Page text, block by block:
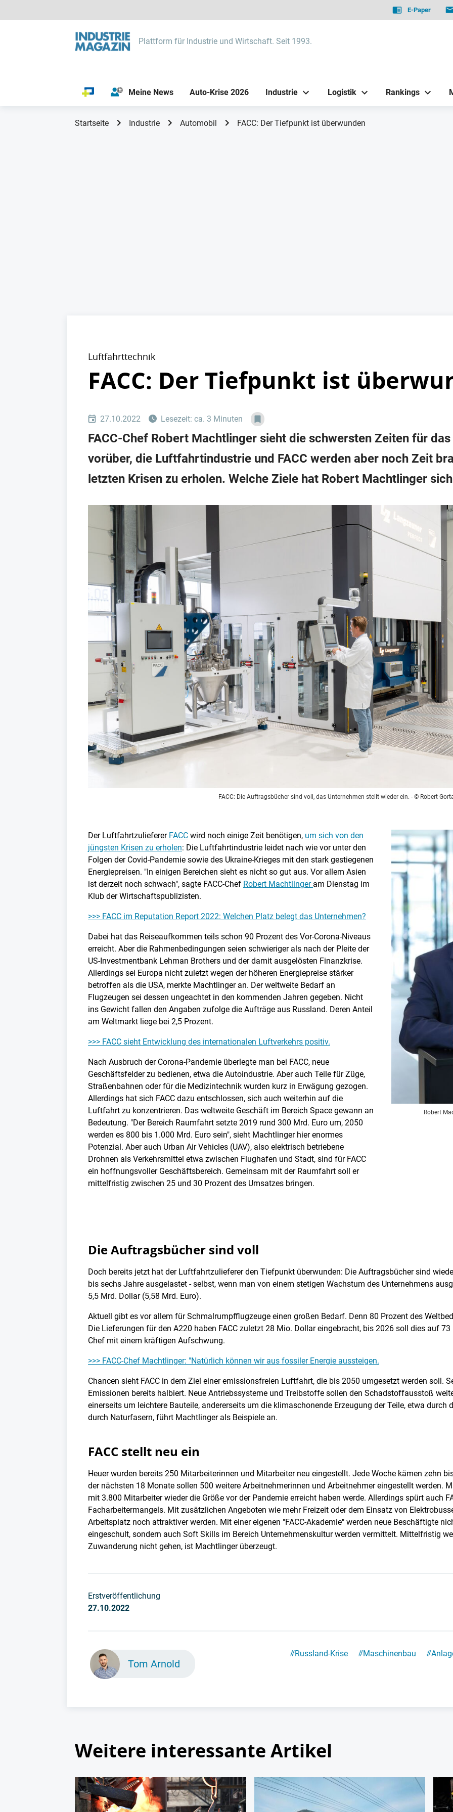
E-Paper
Plattform für Industrie und Wirtschaft. Seit 1993.
Meine News Auto-Krise 2026 Industrie Logistik Rankings
Startseite Industrie Automobil FACC: Der Tiefpunkt ist überwunden
Luftfahrttechnik
FACC: Der Tiefpunkt ist
27.10.2022 Lesezeit: ca. 3 Minuten
FACC-Chef Robert Machtlinger sieht die schwersten Zeiten für
vorüber, die Luftfahrtindustrie und FACC werden aber noch Zeit
letzten Krisen zu erholen. Welche Ziele hat Robert Machtlinger
FACC: Die Auftragsbücher sind voll, das Unternehmen stellt wieder ein. - © Robert
Der Luftfahrtzulieferer FACC wird noch einige Zeit benötigen, um sich von den
jüngsten Krisen zu erholen: Die Luftfahrtindustrie leidet nach wie vor unter den
Folgen der Covid-Pandemie sowie des Ukraine-Krieges mit den stark gestiegenen
Energiepreisen. "In einigen Bereichen sieht es nicht so gut aus. Vor allem Asien
ist derzeit noch schwach", sagte FACC-Chef Robert Machtlinger am Dienstag im
Klub der Wirtschaftspublizisten.
>>> FACC im Reputation Report 2022: Welchen Platz belegt das Unternehmen?
Dabei hat das Reiseaufkommen teils schon 90 Prozent des Vor-Corona-Niveaus
erreicht. Aber die Rahmenbedingungen seien schwieriger als nach der Pleite der
US-Investmentbank Lehman Brothers und der damit ausgelösten Finanzkrise.
Allerdings sei Europa nicht zuletzt wegen der höheren Energiepreise stärker
betroffen als die USA, merkte Machtlinger an. Der weltweite Bedarf an
Flugzeugen sei dessen ungeachtet in den kommenden Jahren gegeben. Nicht
ins Gewicht fallen den Angaben zufolge die Aufträge aus Russland. Deren Anteil
am Weltmarkt liege bei 2,5 Prozent.
>>> FACC sieht Entwicklung des internationalen Luftverkehrs positiv.
Nach Ausbruch der Corona-Pandemie überlegte man bei FACC, neue
Geschäftsfelder zu bedienen, etwa die Autoindustrie. Aber auch Teile für Züge,
Straßenbahnen oder für die Medizintechnik wurden kurz in Erwägung gezogen.
Allerdings hat sich FACC dazu entschlossen, sich auch weiterhin auf die
Luftfahrt zu konzentrieren. Das weltweite Geschäft im Bereich Space gewann an
Bedeutung. "Der Bereich Raumfahrt setzte 2019 rund 300 Mrd. Euro um, 2050
werden es 800 bis 1.000 Mrd. Euro sein", sieht Machtlinger hier enormes
Potenzial. Aber auch Urban Air Vehicles (UAV), also elektrisch betriebene
Drohnen als Verkehrsmittel etwa zwischen Flughafen und Stadt, sind für FACC
ein hoffnungsvoller Geschäftsbereich. Gemeinsam mit der Raumfahrt soll er
mittelfristig zwischen 25 und 30 Prozent des Umsatzes bringen.
Robert
Die Auftragsbücher sind voll
Doch bereits jetzt hat der Luftfahrtzulieferer den Tiefpunkt überwunden: Die Auftragsbücher sind
bis sechs Jahre ausgelastet - selbst, wenn man von einem stetigen Wachstum des Unternehmens
5,5 Mrd. Dollar (5,58 Mrd. Euro).
Aktuell gibt es vor allem für Schmalrumpfflugzeuge einen großen Bedarf. Denn 80 Prozent des
Die Lieferungen für den A220 haben FACC zuletzt 28 Mio. Dollar eingebracht, bis 2026 soll dies auf 73
Chef mit einem kräftigen Aufschwung.
>>> FACC-Chef Machtlinger: "Natürlich können wir aus fossiler Energie aussteigen.
Chancen sieht FACC in dem Ziel einer emissionsfreien Luftfahrt, die bis 2050 umgesetzt werden soll.
Emissionen bereits halbiert. Neue Antriebssysteme und Treibstoffe sollen den Schadstoffausstoß
einerseits um leichtere Bauteile, andererseits um die klimaschonende Erzeugung der Teile, etwa durch
durch Naturfasern, führt Machtlinger als Beispiele an.
FACC stellt neu ein
Heuer wurden bereits 250 Mitarbeiterinnen und Mitarbeiter neu eingestellt. Jede Woche kämen zehn
der nächsten 18 Monate sollen 500 weitere Arbeitnehmerinnen und Arbeitnehmer eingestellt werden.
mit 3.800 Mitarbeiter wieder die Größe vor der Pandemie erreicht haben werde. Allerdings spürt auch
Facharbeitermangels. Mit zusätzlichen Angeboten wie mehr Freizeit oder dem Einsatz von
Arbeitsplatz noch attraktiver werden. Mit einer eigenen "FACC-Akademie" werden neue Beschäftigte
eingeschult, sondern auch Soft Skills im Bereich Unternehmenskultur werden vermittelt. Mittelfristig
Zuwanderung nicht gehen, ist Machtlinger überzeugt.
Erstveröffentlichung
27.10.2022
Tom Arnold
#Russland-Krise #Maschinenbau #
Weitere interessante Artikel